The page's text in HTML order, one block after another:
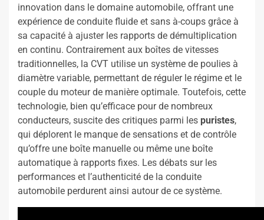
innovation dans le domaine automobile, offrant une
expérience de conduite fluide et sans à-coups grâce à
sa capacité à ajuster les rapports de démultiplication
en continu. Contrairement aux boîtes de vitesses
traditionnelles, la CVT utilise un système de poulies à
diamètre variable, permettant de réguler le régime et le
couple du moteur de manière optimale. Toutefois, cette
technologie, bien qu’efficace pour de nombreux
conducteurs, suscite des critiques parmi les puristes,
qui déplorent le manque de sensations et de contrôle
qu’offre une boîte manuelle ou même une boîte
automatique à rapports fixes. Les débats sur les
performances et l’authenticité de la conduite
automobile perdurent ainsi autour de ce système.